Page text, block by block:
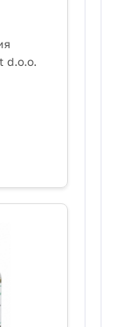
d.o.o.